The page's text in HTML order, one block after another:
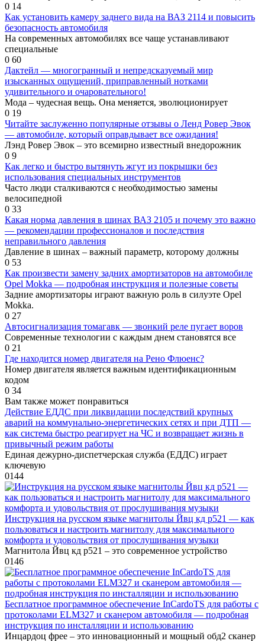
0 14
Как установить камеру заднего вида на ВАЗ 2114 и повысить
безопасность автомобиля
На современных автомобилях все чаще устанавливают
специальные
0 60
Дактейл — многогранный и непредсказуемый мир
изысканных ощущений, приправленный нотками
удивительного и очаровательного!
Мода – чудесная вещь. Она меняется, эволюционирует
0 19
Читайте заслуженно популярные отзывы о Ленд Ровер Эвок
— автомобиле, который оправдывает все ожидания!
Лэнд Ровер Эвок – это всемирно известный внедорожник
0 9
Как легко и быстро вытянуть жгут из покрышки без
использования специальных инструментов
Часто люди сталкиваются с необходимостью замены
велосипедной
0 33
Какая норма давления в шинах ВАЗ 2105 и почему это важно
— рекомендации профессионалов и последствия
неправильного давления
Давление в шинах – важный параметр, которому должны
0 53
Как произвести замену задних амортизаторов на автомобиле
Opel Mokka — подробная инструкция и полезные советы
Задние амортизаторы играют важную роль в силуэте Opel
Mokka.
0 27
Автосигнализация томагавк — звонкий реле пугает воров
Современные технологии с каждым днем становятся все
0 21
Где находится номер двигателя на Рено Флюенс?
Номер двигателя является важным идентификационным
кодом
0 34
Вам также может понравиться
Действие ЕДДС при ликвидации последствий крупных
аварий на коммунально-энергетических сетях и при ДТП —
как система быстро реагирует на ЧС и возвращает жизнь в
привычный режим работы
Единая дежурно-диспетчерская служба (ЕДДС) играет
ключевую
0144
Инструкция на русском языке магнитолы Йвц кд р521 — как
пользоваться и настроить магнитолу для максимального
комфорта и удовольствия от прослушивания музыки
Магнитола Йвц кд р521 – это современное устройство
0146
Бесплатное программное обеспечение InCardoTS для работы с
протоколами ELM327 и сканером автомобиля — подробная
инструкция по инсталляции и использованию
Инцардоц фрее – это инновационный и мощный обд2 сканер